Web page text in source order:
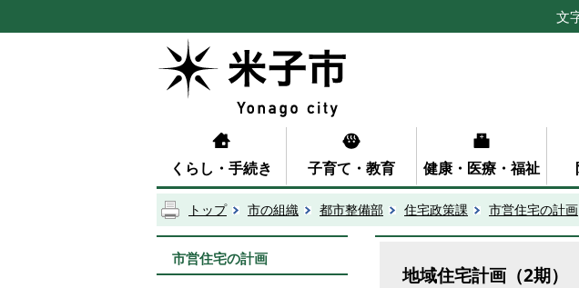
文
くらし・手続き 子育て・教育 健康・医療・福祉
トップ 市の組織 都市整備部 住宅政策課 市営住宅の計画
市営住宅の計画
地域住宅計画（2期）